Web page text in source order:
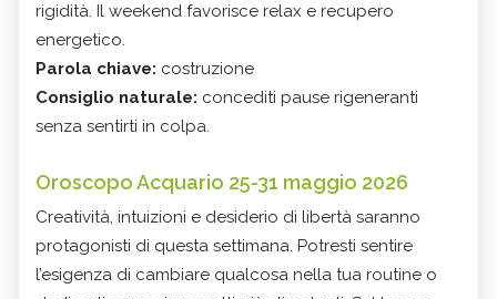
rigidità. Il weekend favorisce relax e recupero
energetico.
Parola chiave: costruzione
Consiglio naturale: concediti pause rigeneranti
senza sentirti in colpa.
Oroscopo Acquario 25-31 maggio 2026
Creatività, intuizioni e desiderio di libertà saranno
protagonisti di questa settimana. Potresti sentire
l’esigenza di cambiare qualcosa nella tua routine o